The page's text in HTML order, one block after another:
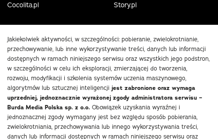
Cocolita.pl
Story.pl
Jakiekolwiek aktywności, w szczególności: pobieranie, zwielokrotnianie,
przechowywanie, lub inne wykorzystywanie treści, danych lub informacji
dostępnych w ramach niniejszego serwisu oraz wszystkich jego podstron,
w szczególności w celu ich eksploracji, zmierzającej do tworzenia,
rozwoju, modyfikacji i szkolenia systemów uczenia maszynowego,
algorytmów lub sztucznej inteligencji jest zabronione oraz wymaga
uprzedniej, jednoznacznie wyrażonej zgody administratora serwisu –
Burda Media Polska sp. z o.o. Obowiązek uzyskania wyraźnej i
jednoznacznej zgody wymagany jest bez względu sposób pobierania,
zwielokrotniania, przechowywania lub innego wykorzystywania treści,
danych lub informacji dostępnych w ramach niniejszego serwisu oraz